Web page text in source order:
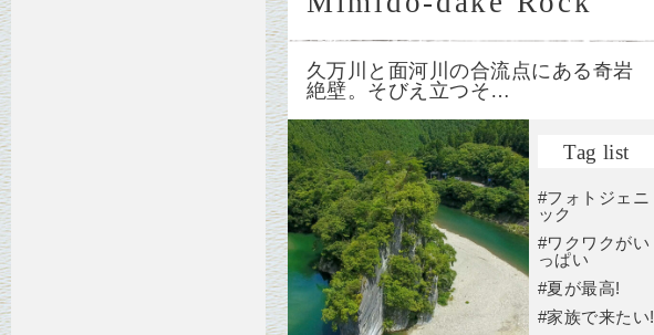
久万川と面河川の合流点にある奇岩
絶壁。そびえ立つそ…
Tag list
#フォトジェニ
ック
#ワクワクがい
っぱい
#夏が最高!
#家族で来たい!